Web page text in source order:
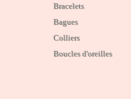
Bracelets
Bagues
Colliers
Boucles d'oreilles